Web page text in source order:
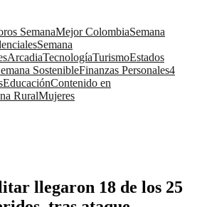
SemanaMejor ColombiaSemana
Semana
ArcadiaTecnologíaTurismoEstados
SostenibleFinanzas Personales4
EducaciónContenido en
RuralMujeres
llegaron 18 de los 25